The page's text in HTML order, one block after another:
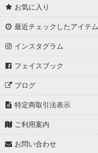
お気に入り
最近チェックしたアイテム
インスタグラム
フェイスブック
ブログ
特定商取引法表示
ご利用案内
お問い合わせ